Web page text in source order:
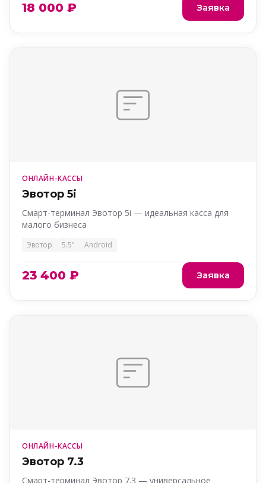
18 000 ₽ Заявка
ОНЛАЙН-КАССЫ
Эвотор 5i
Смарт-терминал Эвотор 5i — идеальная касса для
малого бизнеса
Эвотор 5.5" Android
23 400 ₽ Заявка
ОНЛАЙН-КАССЫ
Эвотор 7.3
Смарт-терминал Эвотор 7.3 — универсальное